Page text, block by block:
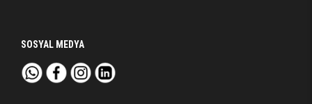
SOSYAL MEDYA